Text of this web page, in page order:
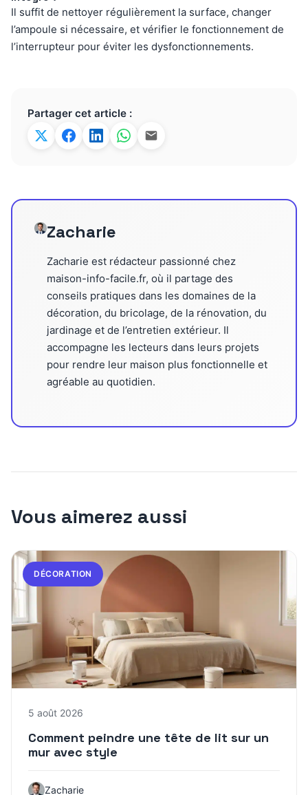
Il suffit de nettoyer régulièrement la surface, changer
l’ampoule si nécessaire, et vérifier le fonctionnement de
l’interrupteur pour éviter les dysfonctionnements.
Partager cet article :
Zacharie
Zacharie est rédacteur passionné chez
maison-info-facile.fr, où il partage des
conseils pratiques dans les domaines de la
décoration, du bricolage, de la rénovation, du
jardinage et de l’entretien extérieur. Il
accompagne les lecteurs dans leurs projets
pour rendre leur maison plus fonctionnelle et
agréable au quotidien.
Vous aimerez aussi
DÉCORATION
5 août 2026
Comment peindre une tête de lit sur un
mur avec style
Zacharie